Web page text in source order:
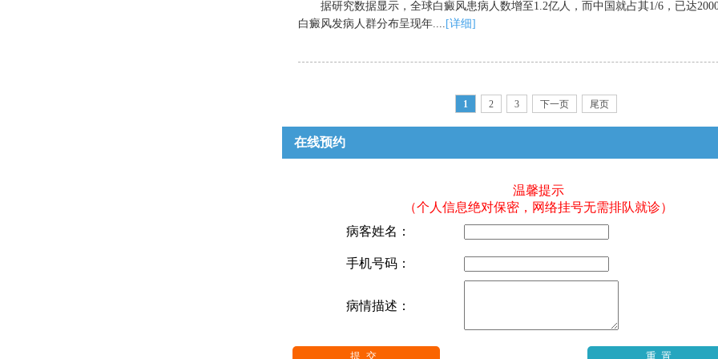
据研究数据显示，全球白癜风患病人数增至1.2亿人，而中国就占其1/6，已达
白癜风发病人群分布呈现年....
[详细]
1 2 3 下一页 尾页
在线预约
温馨提示
（个人信息绝对保密，网络挂号无需排队就诊）
病客姓名：
手机号码：
病情描述：